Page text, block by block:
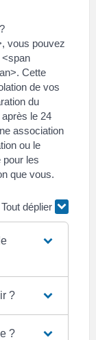
vous pouvez
<span
Cette
de vos
du
le 24
association
ou le
les
que vous.
Tout déplier
?
?